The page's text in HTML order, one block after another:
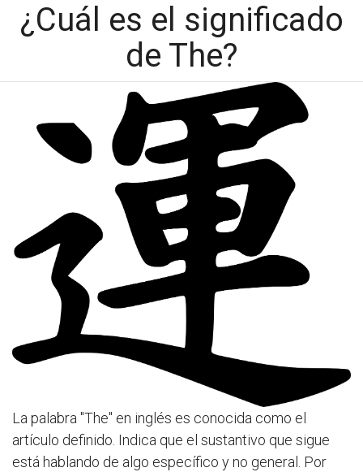
¿Cuál es el significado
de The?
La palabra "The" en inglés es conocida como el
artículo definido. Indica que el sustantivo que sigue
está hablando de algo específico y no general. Por